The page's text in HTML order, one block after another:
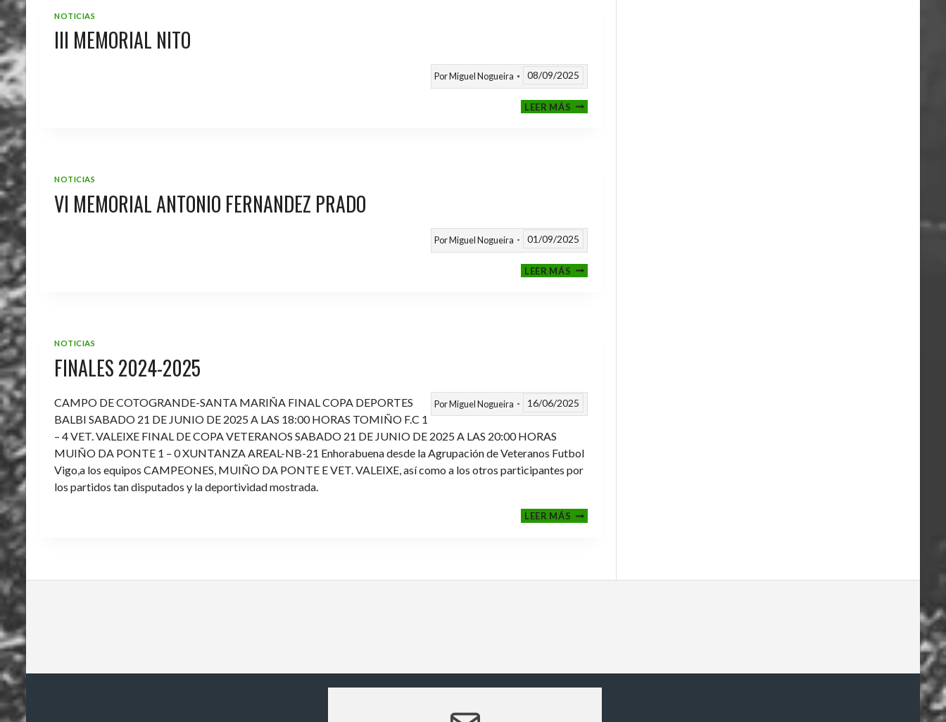
NOTICIAS
III MEMORIAL NITO
PorMiguel Nogueira 08/09/2025
LEER MÁSIII
MEMORIAL
NOTICIAS
VI MEMORIAL ANTONIO FERNANDEZ PRADO
PorMiguel Nogueira 01/09/2025
LEER MÁSVI
MEMORIAL
NOTICIAS
FINALES 2024-2025
PorMiguel Nogueira 16/06/2025
CAMPO DE COTOGRANDE-SANTA MARIÑA FINAL COPA DEPORTES
BALBI SABADO 21 DE JUNIO DE 2025 A LAS 18:00 HORAS TOMIÑO F.C 1
– 4 VET. VALEIXE FINAL DE COPA VETERANOS SABADO 21 DE JUNIO DE 2025 A LAS 20:00 HORAS
MUIÑO DA PONTE 1 – 0 XUNTANZA AREAL-NB-21 Enhorabuena desde la Agrupación de Veteranos Futbol
Vigo,a los equipos CAMPEONES, MUIÑO DA PONTE E VET. VALEIXE, así como a los otros participantes por
los partidos tan disputados y la deportividad mostrada.
LEER MÁSFINALES
2024-